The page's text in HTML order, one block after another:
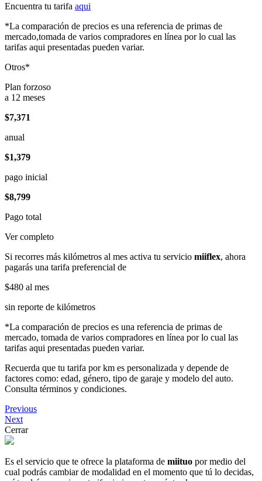
Encuentra tu tarifa aqui
*La comparación de precios es una referencia de primas de
mercado,tomada de varios compradores en línea por lo cual las
tarifas aqui presentadas pueden variar.
Otros*
Plan forzoso
a 12 meses
$7,371
anual
$1,379
pago inicial
$8,799
Pago total
Ver completo
Si recorres más kilómetros al mes activa tu servicio miiflex, ahora
pagarás una tarifa preferencial de
$480 al mes
sin reporte de kilómetros
*La comparación de precios es una referencia de primas de
mercado, tomada de varios compradores en línea por lo cual las
tarifas aqui presentadas pueden variar.
Recuerda que tu tarifa por km es personalizada y depende de
factores como: edad, género, tipo de garaje y modelo del auto.
Consulta términos y condiciones.
Previous
Next
Cerrar
Es el servicio que te ofrece la plataforma de miituo por medio del
cual podrás cambiar de modalidad en el momento que tú lo decidas,